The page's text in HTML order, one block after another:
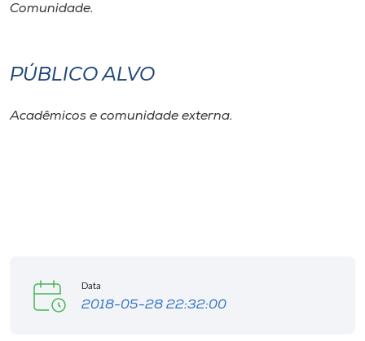
Unoesc
Comunidade.
PÚBLICO ALVO
Acadêmicos e comunidade externa.
Data
2018-05-28 22:32:00